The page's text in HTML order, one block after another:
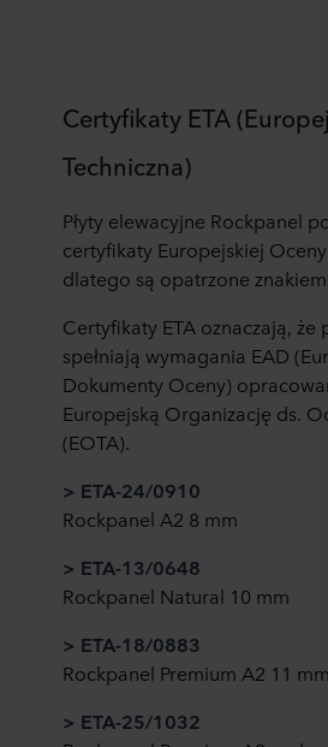
Certyfikaty ETA
Techniczna)
Płyty elewacyjne Rockpanel
certyfikaty Europejskiej Oceny
dlatego są opatrzone znakiem
Certyfikaty ETA oznaczają, że
spełniają wymagania EAD
Dokumenty Oceny)
Europejską Organizację ds.
(EOTA).
> ETA-24/0910
Rockpanel A2 8 mm
> ETA-13/0648
Rockpanel Natural 10 mm
> ETA-18/0883
Rockpanel Premium A2 11 mm
> ETA-25/1032